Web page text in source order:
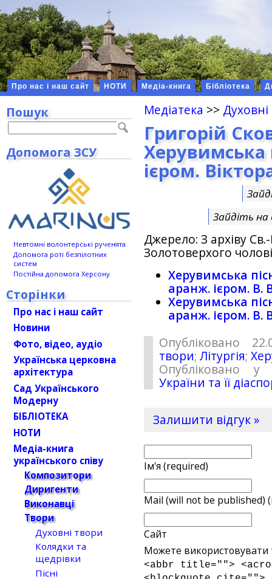
Про нас і наш сайт НОТИ Медіа-книга Бібліотека
Медіатека >>
Григорій
Херувимська
ієром.
Зайдіть на
Джерело: З архiву
Золотоверхого
Херувимська
аранж. ієром. В.
Херувимська
аранж. ієром. В.
Опубліковано
твори;Літургія;
Опубліковано у
України та її
Залишити відгук »
Ім'я (required)
Mail (will not be published)
Сайт
Можете використовувати
<abbr title="">
Пошук
Допомога ЗСУ
Невтомні волонтерські рученята
Допомога роті безпілотних
систем
Постійна допомога Херсону
Сторінки
Про нас і наш сайт
Новини
Фото, відео, аудіо
Українська церковна
архітектура
Сад Українського
Модерну
БІБЛІОТЕКА
НОТИ
Медіа-книга
українського співу
Композитори
Диригенти
Виконавці
Твори
Духовні твори
Колядки та
щедрівки
Пісні